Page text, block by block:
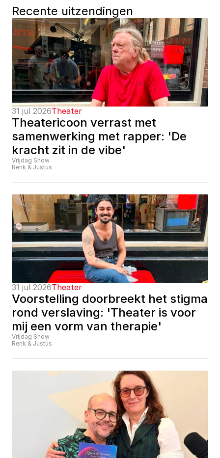
Recente uitzendingen
31 jul 2026Theater
Theatericoon verrast met
samenwerking met rapper: 'De
kracht zit in de vibe'
Vrijdag Show
Renk & Justus
31 jul 2026Theater
Voorstelling doorbreekt het stigma
rond verslaving: 'Theater is voor
mij een vorm van therapie'
Vrijdag Show
Renk & Justus